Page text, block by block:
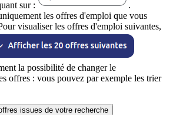
sur :
.
les offres d'emploi que vous
visualiser les offres d'emploi suivantes,
la possibilité de changer le
offres : vous pouvez par exemple les trier
issues de votre recherche